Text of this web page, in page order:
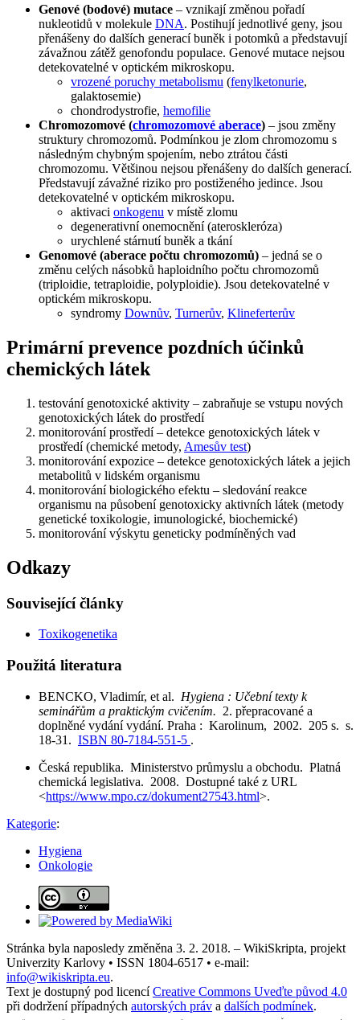
Genové (bodové) mutace – vznikají změnou pořadí
nukleotidů v molekule DNA. Postihují jednotlivé geny, jsou
přenášeny do dalších generací buněk i potomků a představují
závažnou zátěž genofondu populace. Genové mutace nejsou
detekovatelné v optickém mikroskopu.
vrozené poruchy metabolismu (fenylketonurie,
galaktosemie)
chondrodystrofie, hemofilie
Chromozomové (chromozomové aberace) – jsou změny
struktury chromozomů. Podmínkou je zlom chromozomu s
následným chybným spojením, nebo ztrátou části
chromozomu. Většinou nejsou přenášeny do dalších generací.
Představují závažné riziko pro postiženého jedince. Jsou
detekovatelné v optickém mikroskopu.
aktivaci onkogenu v místě zlomu
degenerativní onemocnění (ateroskleróza)
urychlené stárnutí buněk a tkání
Genomové (aberace počtu chromozomů) – jedná se o
změnu celých násobků haploidního počtu chromozomů
(triploidie, tetraploidie, polyploidie). Jsou detekovatelné v
optickém mikroskopu.
syndromy Downův, Turnerův, Klineferterův
Primární prevence pozdních účinků
chemických látek
testování genotoxické aktivity – zabraňuje se vstupu nových
genotoxických látek do prostředí
monitorování prostředí – detekce genotoxických látek v
prostředí (chemické metody, Amesův test)
monitorování expozice – detekce genotoxických látek a jejich
metabolitů v lidském organismu
monitorování biologického efektu – sledování reakce
organismu na působení genotoxicky aktivních látek (metody
genetické toxikologie, imunologické, biochemické)
monitorování výskytu geneticky podmíněných vad
Odkazy
Související články
Toxikogenetika
Použitá literatura
BENCKO, Vladimír, et al. Hygiena : Učební texty k
seminářům a praktickým cvičením. 2. přepracované a
doplněné vydání vydání. Praha : Karolinum, 2002. 205 s. s.
18-31. ISBN 80-7184-551-5 .
Česká republika. Ministerstvo průmyslu a obchodu. Platná
chemická legislativa. 2008. Dostupné také z URL
<https://www.mpo.cz/dokument27543.html>.
Kategorie:
Hygiena
Onkologie
Stránka byla naposledy změněna 3. 2. 2018. – WikiSkripta, projekt
Univerzity Karlovy • ISSN 1804-6517 • e-mail:
info@wikiskripta.eu.
Text je dostupný pod licencíCreative Commons Uveďte původ 4.0
při dodržení případných autorských práv a dalších podmínek.